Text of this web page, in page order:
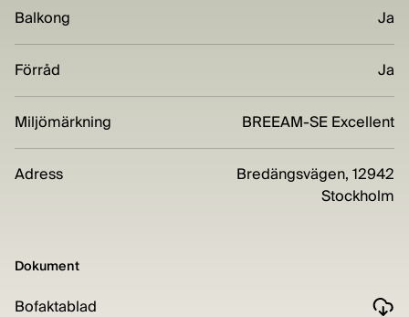
Balkong Ja
Förråd Ja
Miljömärkning BREEAM-SE Excellent
Adress
Bredängsvägen, 12942
Stockholm
Dokument
Bofaktablad